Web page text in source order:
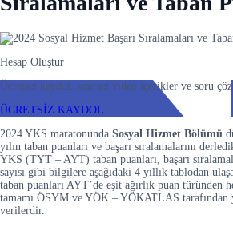
Hesap Oluştur
Ücretsiz kaydol, sınırsız video içerikler ve soru
ÜCRETSİZ KAYDOL
2024 YKS maratonunda Sosyal Hizmet Bölümü
yılın taban puanları ve başarı sıralamalarını
YKS (TYT – AYT) taban puanları, başarı
sayısı gibi bilgilere aşağıdaki 4 yıllık tablodan
taban puanları AYT’de eşit ağırlık puan türünden
tamamı ÖSYM ve YÖK – YÖKATLAS tarafından
verilerdir.